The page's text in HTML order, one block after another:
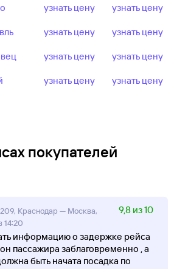
узнать цену узнать цену
узнать цену узнать цену
узнать цену узнать цену
узнать цену узнать цену
покупателей
Краснодар — Москва,
14:20
9,8 из 10
информацию о задержке рейса
пассажира заблаговременно , а
быть начата посадка по